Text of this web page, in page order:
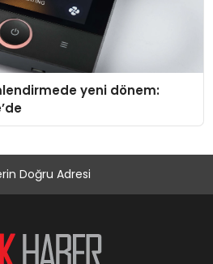
yeni dönem:
Doğru Adresi